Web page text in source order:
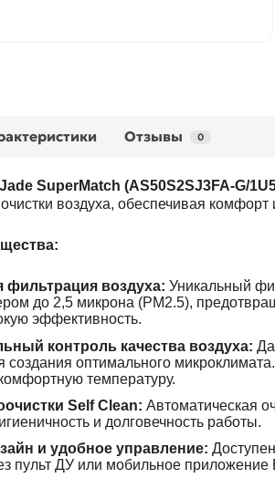
Отзывы 0
SuperMatch (AS50S2SJ3FA-G/
воздуха, обеспечивая комфорт
воздуха: Уникальный
до 2,5 микрона (PM2.5),
эффективность.
контроль качества воздуха:
создания оптимального
температуру.
Self Clean: Автоматическая
и долговечность работы.
и удобное управление:
пульт ДУ или мобильное